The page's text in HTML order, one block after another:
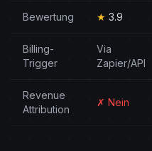
Bewertung ★ 3.9
Billing-
Trigger
Via
Zapier/API
Revenue
Attribution
✗ Nein